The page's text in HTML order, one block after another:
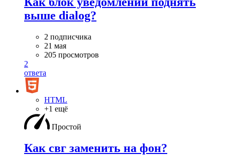
выше dialog?
2 подписчика
21 мая
205 просмотров
2
ответа
HTML
+1 ещё
Простой
Как свг заменить на фон?